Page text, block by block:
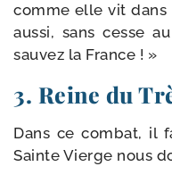
comme elle vit
aus­si, sans cesse
sau­vez la France ! »
3. Reine du
Dans ce com­bat, il
Sainte Vierge nous